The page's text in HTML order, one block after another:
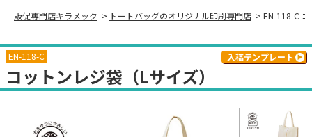
販促専門店キラメック > トートバッグのオリジナル印刷専門店 > EN-118-C
EN-118-C
コットンレジ袋（Lサイズ）
入稿テンプレート